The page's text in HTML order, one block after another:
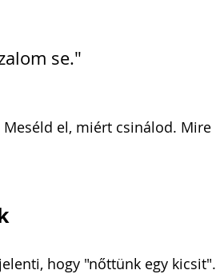
se."
Meséld el, miért csinálod. Mire
hogy "nőttünk egy kicsit".